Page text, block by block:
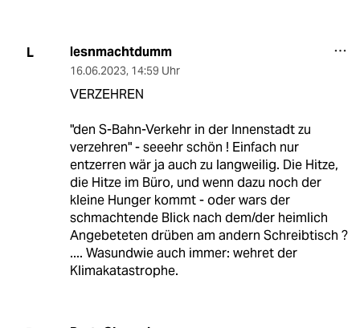
L lesnmachtdumm
16.06.2023, 14:59 Uhr
VERZEHREN
"den S-Bahn-Verkehr in der Innenstadt zu
verzehren" - seeehr schön ! Einfach nur
entzerren wär ja auch zu langweilig. Die Hitze,
die Hitze im Büro, und wenn dazu noch der
kleine Hunger kommt - oder wars der
schmachtende Blick nach dem/der heimlich
Angebeteten drüben am andern Schreibtisch ?
.... Wasundwie auch immer: wehret der
Klimakatastrophe.